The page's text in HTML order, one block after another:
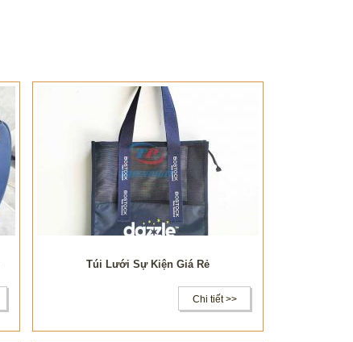
Túi Lưới Sự Kiện Giá Rẻ
Chi tiết >>